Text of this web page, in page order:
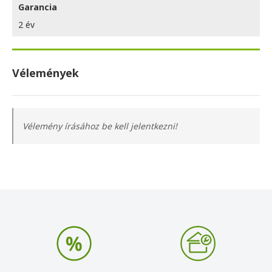
Garancia
2 év
Vélemények
Vélemény írásához be kell jelentkezni!